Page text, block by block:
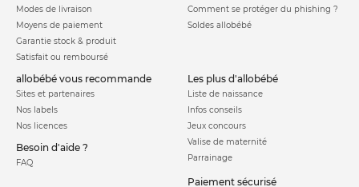
Modes de livraison
Moyens de paiement
Garantie stock & produit
Satisfait ou remboursé
Comment se protéger du phishing ?
Soldes allobébé
allobébé vous recommande
Sites et partenaires
Nos labels
Nos licences
Besoin d'aide ?
FAQ
les plus d'allobébé
Liste de naissance
Infos conseils
Jeux concours
Valise de maternité
Parrainage
Paiement sécurisé